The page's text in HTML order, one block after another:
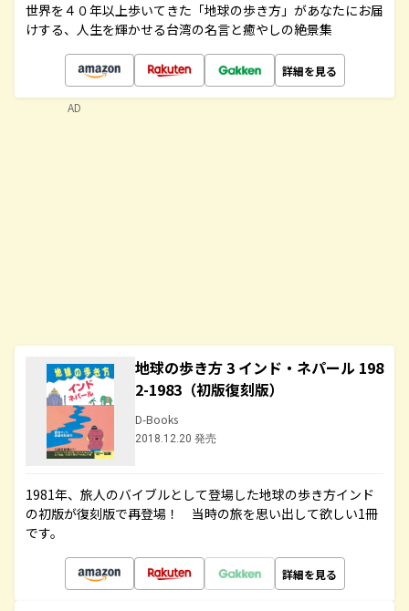
世界を４０年以上歩いてきた「地球の歩き方」があなたにお届
けする、人生を輝かせる台湾の名言と癒やしの絶景集
詳細を見る
地球の歩き方 3 インド・ネパール 198
2-1983（初版復刻版）
D-Books
2018.12.20 発売
1981年、旅人のバイブルとして登場した地球の歩き方インド
の初版が復刻版で再登場！ 当時の旅を思い出して欲しい1冊
です。
詳細を見る
AD